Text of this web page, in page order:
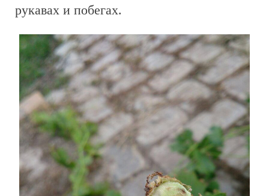
рукавах и побегах.